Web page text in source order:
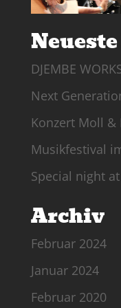
DJEMBE
Next
Konzert Moll &
Musikfestival
Special night
Archiv
Februar 2024
Januar 2024
Februar 2020